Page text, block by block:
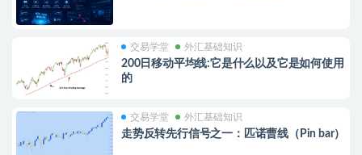
交易学堂 外汇基础知识
200日移动平均线:它是什么以及它是如何使用
的
交易学堂 外汇基础知识
走势反转先行信号之一：匹诺曹线（Pin bar）